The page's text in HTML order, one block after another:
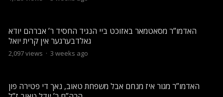
האדמו”ר מסאטמאר באזוכט ביי הנגיד החסיד ר’ אברהם יודא
גאלדבערגער אין קרית יואל
2,097views · 3 weeks ago
האדמו”ר מגור איז מנחם אבל משפחת טאוב, נאך די פטירה פון